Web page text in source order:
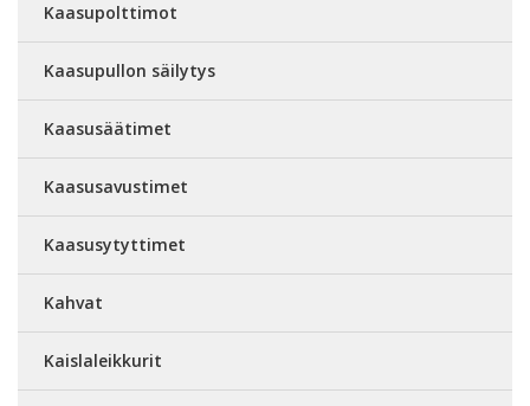
Kaasupolttimot
Kaasupullon säilytys
Kaasusäätimet
Kaasusavustimet
Kaasusytyttimet
Kahvat
Kaislaleikkurit